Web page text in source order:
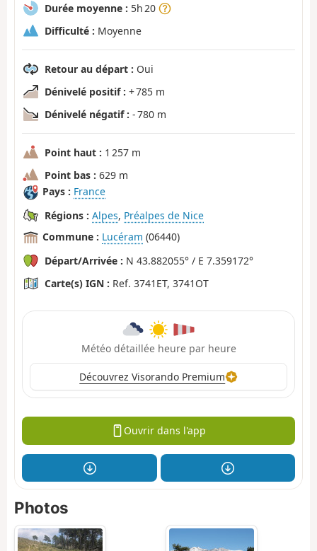
Durée moyenne : 5h 20
Difficulté : Moyenne
Retour au départ : Oui
Dénivelé positif : + 785 m
Dénivelé négatif : - 780 m
Point haut : 1 257 m
Point bas : 629 m
Pays : France
Régions : Alpes, Préalpes de Nice
Commune : Lucéram (06440)
Départ/Arrivée : N 43.882055° / E 7.359172°
Carte(s) IGN : Ref. 3741ET, 3741OT
Météo détaillée heure par heure
Découvrez Visorando Premium
Ouvrir dans l'app
Photos